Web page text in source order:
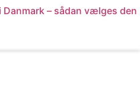
– sådan vælges den